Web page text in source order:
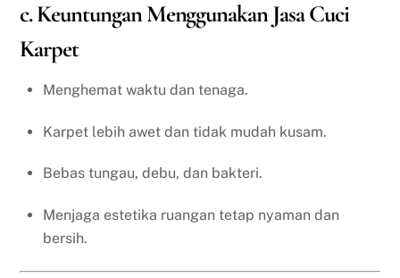
c. Keuntungan Menggunakan Jasa Cuci
Karpet
Menghemat waktu dan tenaga.
Karpet lebih awet dan tidak mudah kusam.
Bebas tungau, debu, dan bakteri.
Menjaga estetika ruangan tetap nyaman dan
bersih.